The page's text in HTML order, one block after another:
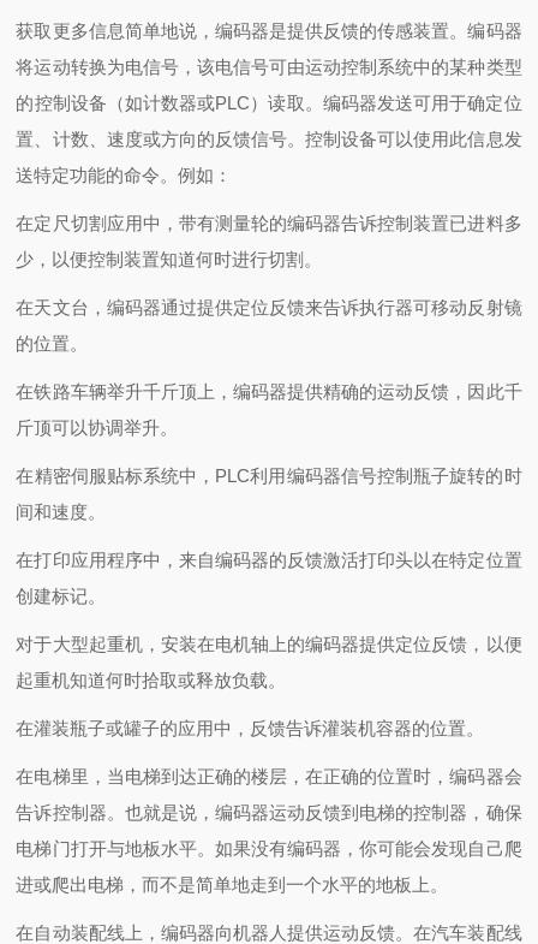
获取更多信息简单地说，编码器是提供反馈的传感装置。编码器
将运动转换为电信号，该电信号可由运动控制系统中的某种类型
的控制设备（如计数器或PLC）读取。编码器发送可用于确定位
置、计数、速度或方向的反馈信号。控制设备可以使用此信息发
送特定功能的命令。例如：
在定尺切割应用中，带有测量轮的编码器告诉控制装置已进料多
少，以便控制装置知道何时进行切割。
在天文台，编码器通过提供定位反馈来告诉执行器可移动反射镜
的位置。
在铁路车辆举升千斤顶上，编码器提供精确的运动反馈，因此千
斤顶可以协调举升。
在精密伺服贴标系统中，PLC利用编码器信号控制瓶子旋转的时
间和速度。
在打印应用程序中，来自编码器的反馈激活打印头以在特定位置
创建标记。
对于大型起重机，安装在电机轴上的编码器提供定位反馈，以便
起重机知道何时拾取或释放负载。
在灌装瓶子或罐子的应用中，反馈告诉灌装机容器的位置。
在电梯里，当电梯到达正确的楼层，在正确的位置时，编码器会
告诉控制器。也就是说，编码器运动反馈到电梯的控制器，确保
电梯门打开与地板水平。如果没有编码器，你可能会发现自己爬
进或爬出电梯，而不是简单地走到一个水平的地板上。
在自动装配线上，编码器向机器人提供运动反馈。在汽车装配线